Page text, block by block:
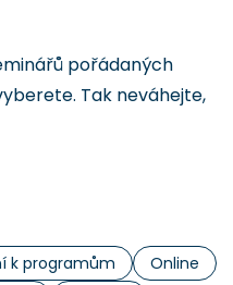
pořádaných
Tak neváhejte,
k programům
Online